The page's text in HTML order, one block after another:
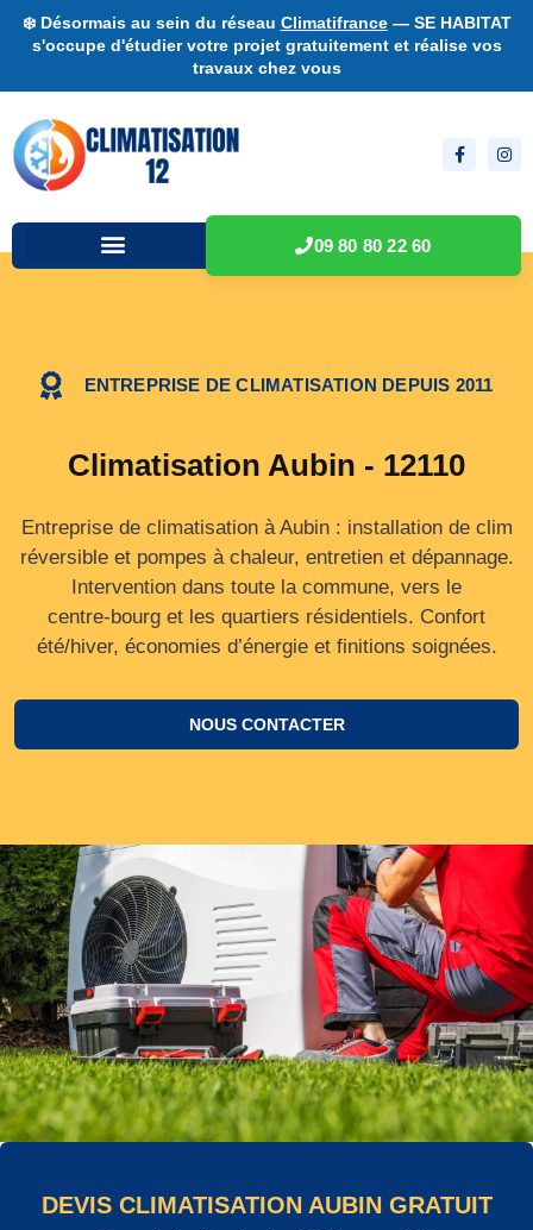
❄️ Désormais au sein du réseau Climatifrance— SE HABITAT
s'occupe d'étudier votre projet gratuitement et réalise vos
travaux chez vous
09 80 80 22 60
ENTREPRISE DE CLIMATISATION DEPUIS 2011
Climatisation Aubin - 12110
Entreprise de climatisation à Aubin : installation de clim
réversible et pompes à chaleur, entretien et dépannage.
Intervention dans toute la commune, vers le
centre‑bourg et les quartiers résidentiels. Confort
été/hiver, économies d’énergie et finitions soignées.
NOUS CONTACTER
DEVIS CLIMATISATION AUBIN GRATUIT